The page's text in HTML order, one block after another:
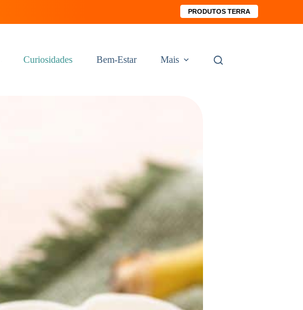
PRODUTOS TERRA
Curiosidades Bem-Estar Mais